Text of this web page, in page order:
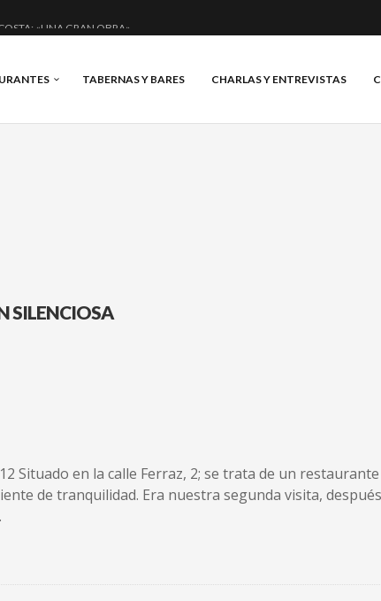
«UNA GRAN OBRA»
VINO Y BRASAS.
TABERNAS Y BARES CHARLAS Y ENTREVISTAS
SILENCIOSA
Situado en la calle Ferraz, 2; se trata de un
de tranquilidad. Era nuestra segunda visita,